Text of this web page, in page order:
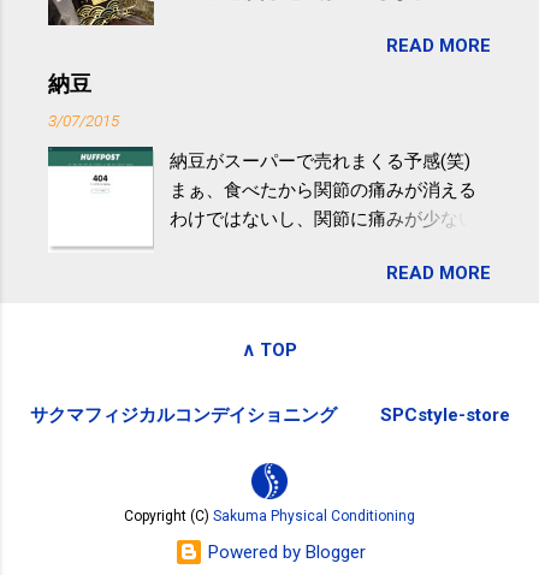
減らなくても効果があるという。 正田
波大「減量しなくても効果」 - ニュー
ス - アピタル（医療・健康）
が『たみこの海パック』。 ボランティ
全く考えていなかったので、貰えると
少しづつ復興してる感が伝わってきて
嬉しいです。 あと、ふるさと納税が節
ですが、節税になるほど稼げていない
税務局｜ふるさと納税など個人住民税
READ MORE
納豆
3/07/2015
納豆がスーパーで売れまくる予感(笑)
まぁ、食べたから関節の痛みが消える
わけではないし、関節に痛みが少ない
ど。。 「関節の老化」は、「コンドロ
歳をピークにして、体内で作られる量
代の半分、60代ではそのさらに半分に
起こさないためには、食生活で「コン
ドロイチン」を補うことが大切。そし
て「コンドロイチン」という成分は、
納豆をはじめとしたネバネバ&ヌルヌル
READ MORE
∧ TOP
サクマフィジカルコンデイショニング SPCstyle-store
Copyright (C) Sakuma Physical Conditioning
Powered by Blogger